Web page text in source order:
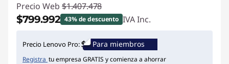
Precio Web $1.407.478
$799.992 43% de descuento IVA Inc.
Ahorros instantáneos :-$607.486
Precio Lenovo Pro: Para miembros
Registra tu empresa GRATIS y comienza a ahorrar